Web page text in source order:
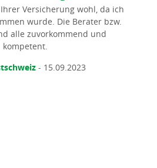
Versicherung wohl, da ich
wurde. Die Berater bzw.
alle zuvorkommend und
kompetent.
- 15.09.2023